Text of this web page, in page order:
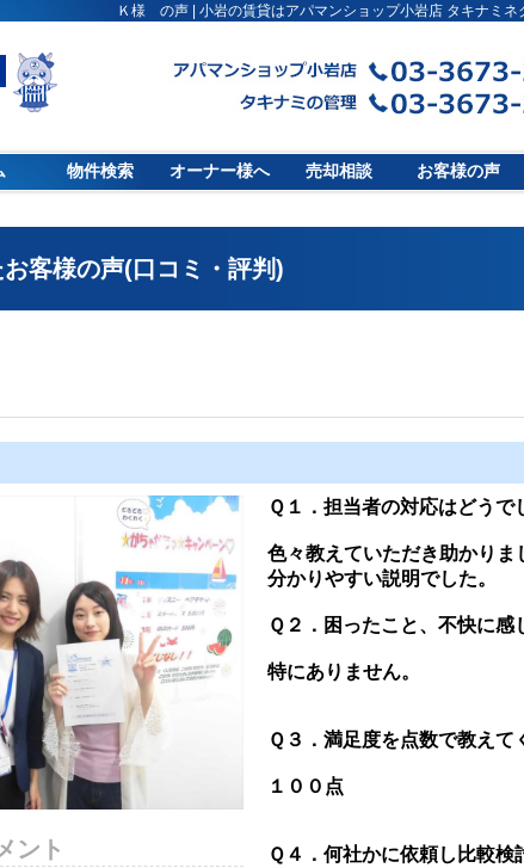
Ｋ様 の声 | 小岩の賃貸はアパマンショップ小岩店 タキナミネ
物件検索 オーナー様へ 売却相談 お客様の声
客様の声(口コミ・評判)
ント
Ｑ１．担当者の対応はどうで
色々教えていただき助かりま
分かりやすい説明でした。
Ｑ２．困ったこと、不快に感
特にありません。
Ｑ３．満足度を点数で教えて
１００点
Ｑ４．何社かに依頼し比較検